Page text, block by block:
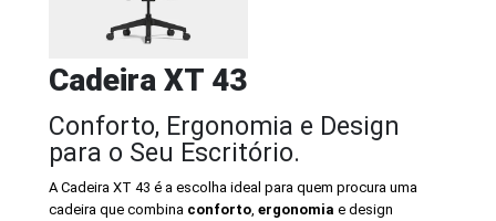
Cadeira XT 43
Conforto, Ergonomia e Design
para o Seu Escritório.
A Cadeira XT 43 é a escolha ideal para quem procura uma
cadeira que combina conforto, ergonomia e design